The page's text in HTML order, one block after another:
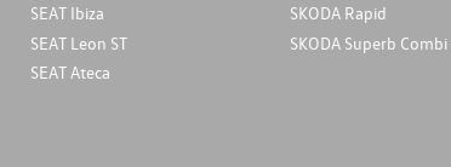
SEAT Ibiza
SEAT Leon ST
SEAT Ateca
SKODA Rapid
SKODA Superb Combi